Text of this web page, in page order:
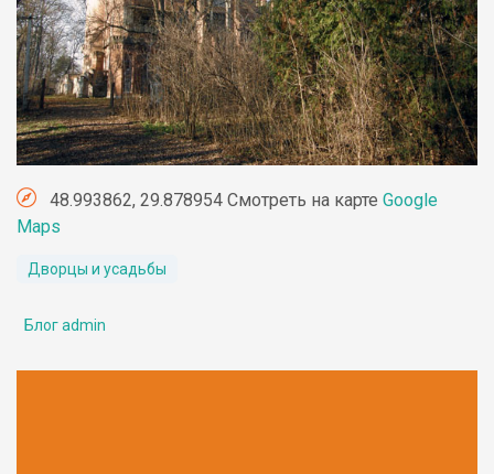
48.993862, 29.878954 Смотреть на карте Google
Maps
Дворцы и усадьбы
Блог admin